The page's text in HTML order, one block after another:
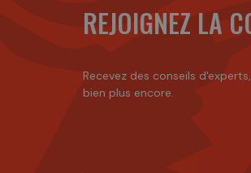
REJOIGNEZ LA
Recevez des conseils
bien plus encore.